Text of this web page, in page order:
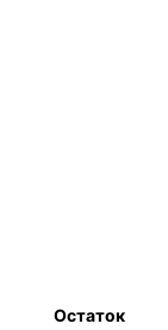
Остаток